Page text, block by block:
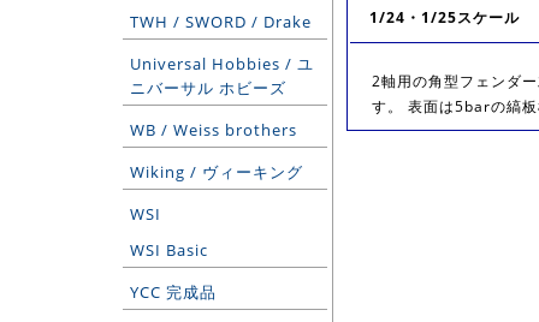
TWH / SWORD / Drake
Universal Hobbies / ユ
ニバーサル ホビーズ
WB / Weiss brothers
Wiking / ヴィーキング
WSI
WSI Basic
YCC 完成品
1/24・1/25スケール
2軸用の角型フェンダ
す。 表面は5barの縞